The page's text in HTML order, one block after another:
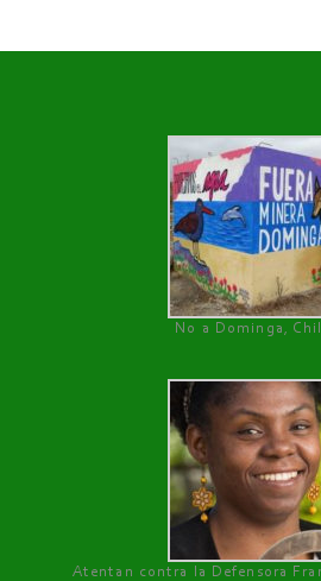
No a Dominga,
Atentan contra la Defensora